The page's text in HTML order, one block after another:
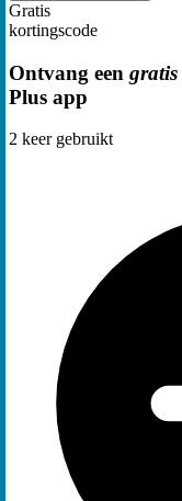
Gratis
kortingscode
Ontvang een gratis
Plus app
2 keer gebruikt